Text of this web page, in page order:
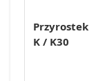
Przyrostek
K / K30